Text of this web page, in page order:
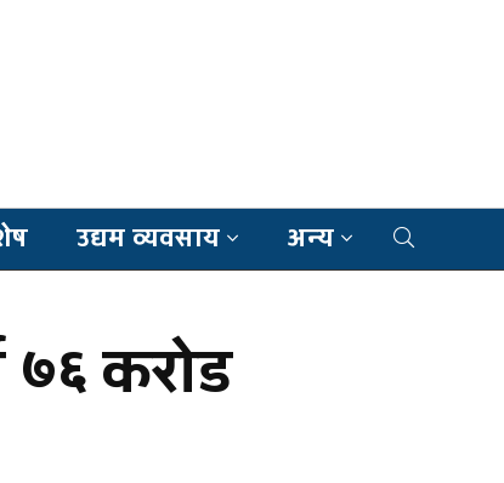
उद्यम व्यवसाय अन्य
७६ करोड